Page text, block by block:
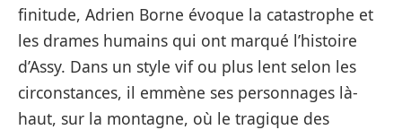
finitude, Adrien Borne évoque la catastrophe et
les drames humains qui ont marqué l’histoire
d’Assy. Dans un style vif ou plus lent selon les
circonstances, il emmène ses personnages là-
haut, sur la montagne, où le tragique des